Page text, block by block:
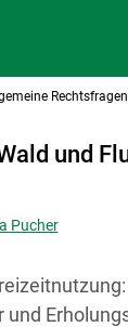
Rechtsfragen
und
Pucher
und